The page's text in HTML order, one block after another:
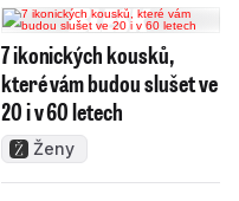
7 ikonických kousků,
které vám budou slušet ve
20 i v 60 letech
Ženy